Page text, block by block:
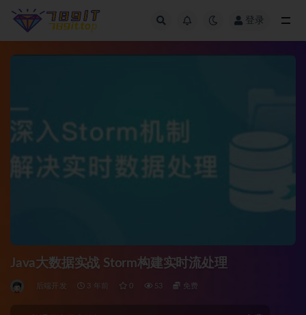
登录
Java大数据实战 Storm构建实时流处理
后端开发 3 年前 0 53 免费